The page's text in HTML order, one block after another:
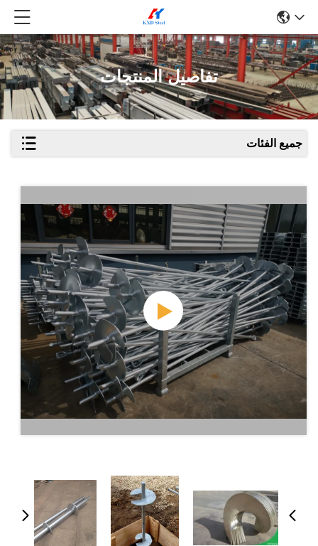
تفاصيل المنتجات
جميع الفئات